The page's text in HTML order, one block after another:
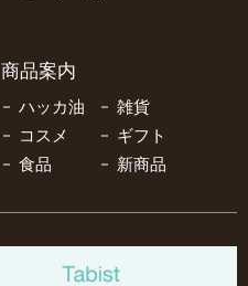
商品案内
ハッカ油
雑貨
コスメ
ギフト
食品
新商品